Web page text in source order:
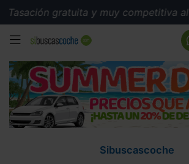
gratuita y muy competitiva al instante.
MENÚ
Sibuscascoche